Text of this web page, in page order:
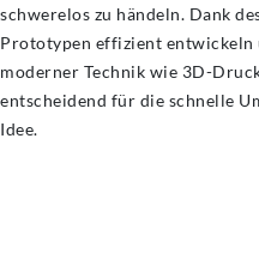
schwerelos zu händeln. Dank
Prototypen effizient entwickeln
moderner Technik wie 3D-
entscheidend für die schnelle
Idee.